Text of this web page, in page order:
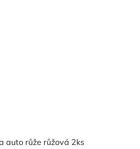
auto růže růžová 2ks